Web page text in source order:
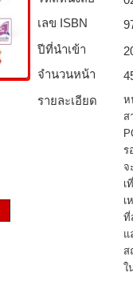
เลข ISBN
ปีที่นำเข้า
จำนวนหน้า
รายละเอียด
ห
ส
ร
จ
เ
เ
ที่
แ
ส
ใ